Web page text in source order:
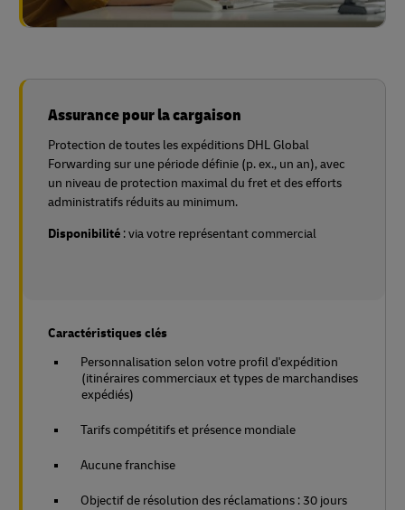
Assurance pour la cargaison
Protection de toutes les expéditions DHL Global
Forwarding sur une période définie (p. ex., un an), avec
un niveau de protection maximal du fret et des efforts
administratifs réduits au minimum.
Disponibilité : via votre représentant commercial
Caractéristiques clés
Personnalisation selon votre profil d'expédition
(itinéraires commerciaux et types de marchandises
expédiés)
Tarifs compétitifs et présence mondiale
Aucune franchise
Objectif de résolution des réclamations : 30 jours